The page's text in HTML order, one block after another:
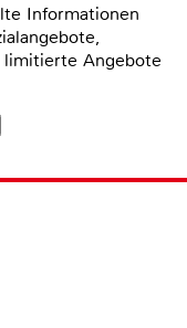
Informationen
limitierte Angebote